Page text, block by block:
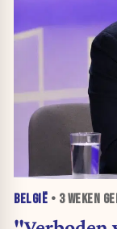
BELGIË • 3 WEKEN